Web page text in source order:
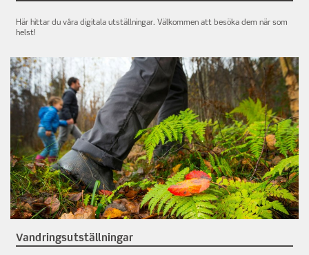
Här hittar du våra digitala utställningar. Välkommen att besöka dem när som
helst!
Vandringsutställningar